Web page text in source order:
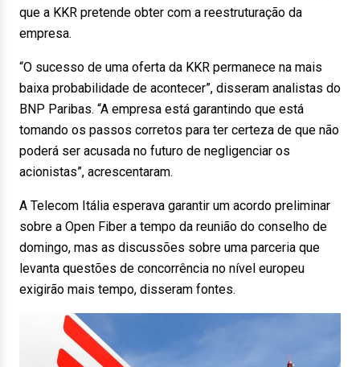
que a KKR pretende obter com a reestruturação da
empresa.
“O sucesso de uma oferta da KKR permanece na mais
baixa probabilidade de acontecer”, disseram analistas do
BNP Paribas. “A empresa está garantindo que está
tomando os passos corretos para ter certeza de que não
poderá ser acusada no futuro de negligenciar os
acionistas”, acrescentaram.
A Telecom Itália esperava garantir um acordo preliminar
sobre a Open Fiber a tempo da reunião do conselho de
domingo, mas as discussões sobre uma parceria que
levanta questões de concorrência no nível europeu
exigirão mais tempo, disseram fontes.